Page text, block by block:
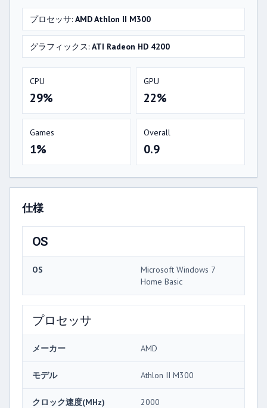
プロセッサ: AMD Athlon II M300
グラフィックス: ATI Radeon HD 4200
CPU
29%
GPU
22%
Games
1%
Overall
0.9
仕様
OS
OS
Microsoft Windows 7
Home Basic
プロセッサ
メーカー AMD
モデル Athlon II M300
クロック速度(MHz) 2000